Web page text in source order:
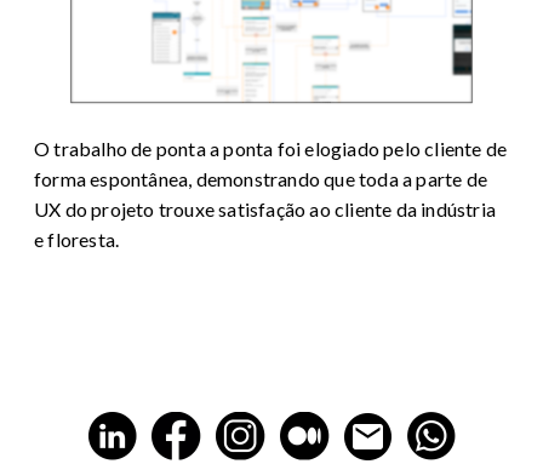
O trabalho de ponta a ponta foi elogiado pelo cliente de
forma espontânea, demonstrando que toda a parte de
UX do projeto trouxe satisfação ao cliente da indústria
e floresta.